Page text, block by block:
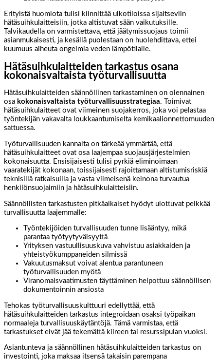
Erityistä huomiota tulisi kiinnittää ulkotiloissa sijaitseviin
hätäsuihkulaitteisiin, jotka altistuvat sään vaikutuksille.
Talvikaudella on varmistettava, että jäätymissuojaus toimii
asianmukaisesti, ja kesällä puolestaan on huolehdittava, ettei
kuumuus aiheuta ongelmia veden lämpötilalle.
Hätäsuihkulaitteiden tarkastus osana
kokonaisvaltaista työturvallisuutta
Hätäsuihkulaitteiden säännöllinen tarkastaminen on olennainen
osa kokonaisvaltaista työturvallisuusstrategiaa. Toimivat
hätäsuihkulaitteet ovat viimeinen suojakerros, joka voi pelastaa
työntekijän vakavalta loukkaantumiselta kemikaalionnettomuuden
sattuessa.
Työturvallisuuden kannalta on tärkeää ymmärtää, että
hätäsuihkulaitteet ovat osa laajempaa suojausjärjestelmien
kokonaisuutta. Ensisijaisesti tulisi pyrkiä eliminoimaan
vaaratekijät kokonaan, toissijaisesti rajoittamaan altistumisriskiä
teknisillä ratkaisuilla ja vasta viimeisenä keinona turvautua
henkilönsuojaimiin ja hätäsuihkulaitteisiin.
Säännöllisten tarkastusten pitkäaikaiset hyödyt ulottuvat pelkkää
turvallisuutta laajemmalle:
Työntekijöiden turvallisuuden tunne lisääntyy, mikä
parantaa työtyytyväisyyttä
Yrityksen vastuullisuuskuva vahvistuu asiakkaiden ja
yhteistyökumppaneiden silmissä
Vakuutusmaksut voivat alentua parantuneen
työturvallisuuden myötä
Viranomaisvaatimusten täyttäminen helpottuu säännöllisen
dokumentoinnin ansiosta
Tehokas työturvallisuuskulttuuri edellyttää, että
hätäsuihkulaitteiden tarkastus integroidaan osaksi työpaikan
normaaleja turvallisuuskäytäntöjä. Tämä varmistaa, että
tarkastukset eivät jää tekemättä kiireen tai resurssipulan vuoksi.
Asiantunteva ja säännöllinen hätäsuihkulaitteiden tarkastus on
investointi, joka maksaa itsensä takaisin parempana